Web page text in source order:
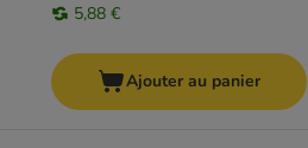
5,88 €
Ajouter au panier